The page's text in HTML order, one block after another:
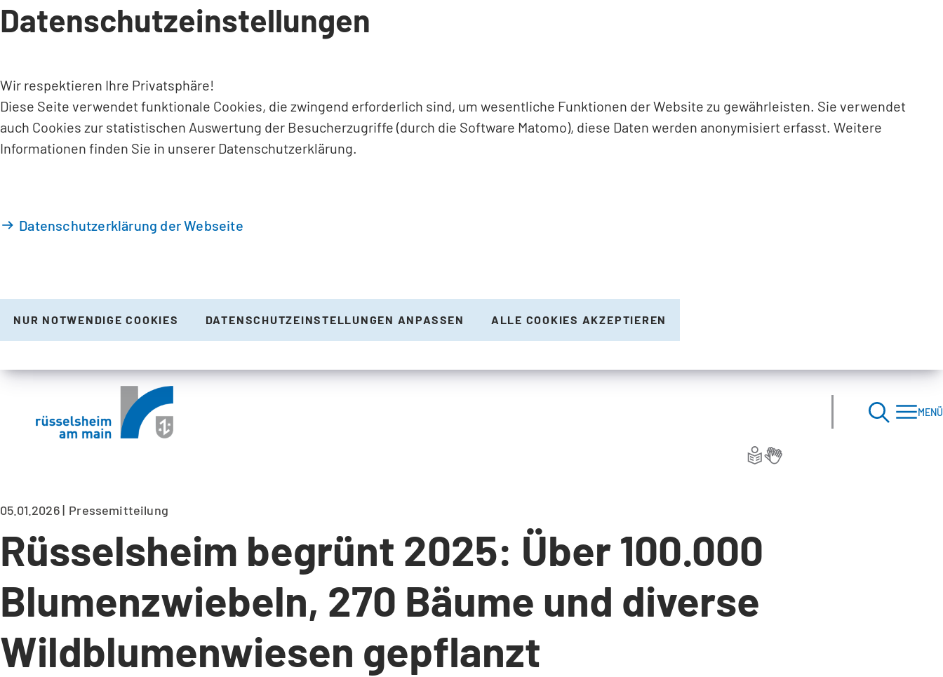
INHALT ANSPRINGEN
Datenschutzeinstellungen
Wir respektieren Ihre Privatsphäre!
Diese Seite verwendet funktionale Cookies, die zwingend erforderlich sind, um wesentliche Funktionen der Website zu gewährleisten. Sie verwendet
auch Cookies zur statistischen Auswertung der Besucherzugriffe (durch die Software Matomo), diese Daten werden anonymisiert erfasst. Weitere
Informationen finden Sie in unserer Datenschutzerklärung.
Datenschutzerklärung der Webseite
NUR NOTWENDIGE COOKIES DATENSCHUTZEINSTELLUNGEN ANPASSEN ALLE COOKIES AKZEPTIEREN
MENÜ
05.01.2026 Pressemitteilung
Rüsselsheim begrünt 2025: Über 100.000
Blumenzwiebeln, 270 Bäume und diverse
Wildblumenwiesen gepflanzt